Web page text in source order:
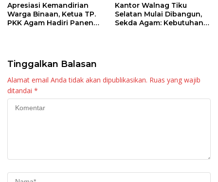
Apresiasi Kemandirian
Warga Binaan, Ketua TP.
PKK Agam Hadiri Panen
Kantor Walnag Tiku
Selatan Mulai Dibangun,
Sekda Agam: Kebutuhan
Tinggalkan Balasan
Alamat email Anda tidak akan dipublikasikan. Ruas yang wajib
ditandai *